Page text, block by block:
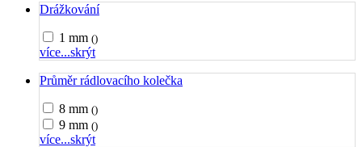
Drážkování
1 mm ()
více...skrýt
Průměr rádlovacího kolečka
8 mm ()
9 mm ()
více...skrýt